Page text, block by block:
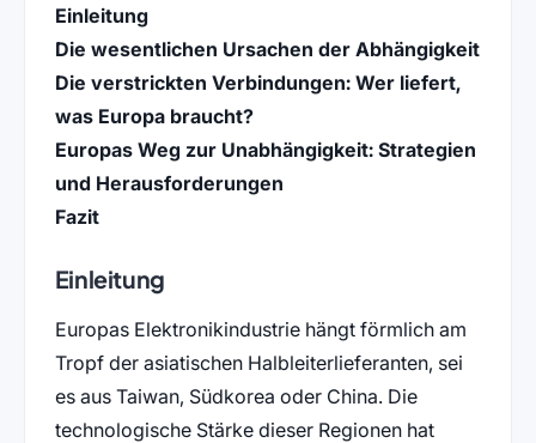
Einleitung
Die wesentlichen Ursachen der Abhängigkeit
Die verstrickten Verbindungen: Wer liefert,
was Europa braucht?
Europas Weg zur Unabhängigkeit: Strategien
und Herausforderungen
Fazit
Einleitung
Europas Elektronikindustrie hängt förmlich am
Tropf der asiatischen Halbleiterlieferanten, sei
es aus Taiwan, Südkorea oder China. Die
technologische Stärke dieser Regionen hat